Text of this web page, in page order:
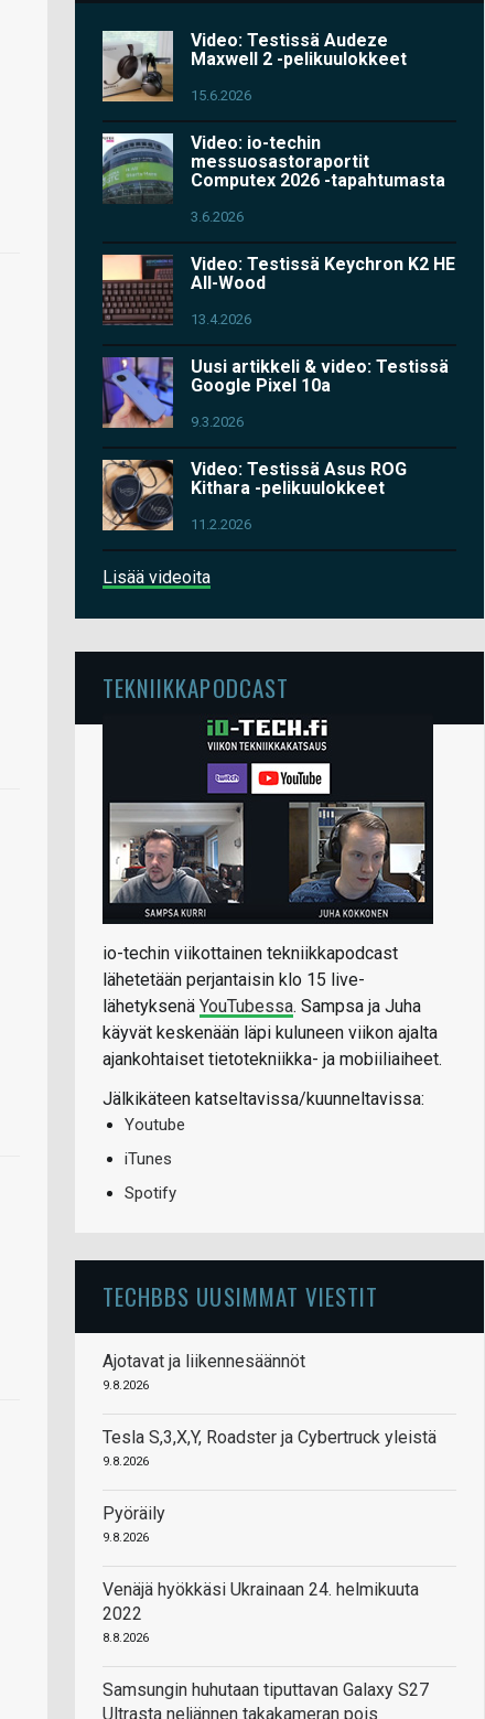
Video: Testissä Audeze
Maxwell 2 -pelikuulokkeet
15.6.2026
Video: io-techin
messuosastoraportit
Computex 2026 -tapahtumasta
3.6.2026
Video: Testissä Keychron K2 HE
All-Wood
13.4.2026
Uusi artikkeli & video: Testissä
Google Pixel 10a
9.3.2026
Video: Testissä Asus ROG
Kithara -pelikuulokkeet
11.2.2026
Lisää videoita
TEKNIIKKAPODCAST
io-techin viikottainen tekniikkapodcast
lähetetään perjantaisin klo 15 live-
lähetyksenä YouTubessa. Sampsa ja Juha
käyvät keskenään läpi kuluneen viikon ajalta
ajankohtaiset tietotekniikka- ja mobiiliaiheet.
Jälkikäteen katseltavissa/kuunneltavissa:
Youtube
iTunes
Spotify
TECHBBS UUSIMMAT VIESTIT
Ajotavat ja liikennesäännöt
9.8.2026
Tesla S,3,X,Y, Roadster ja Cybertruck yleistä
9.8.2026
Pyöräily
9.8.2026
Venäjä hyökkäsi Ukrainaan 24. helmikuuta
2022
8.8.2026
Samsungin huhutaan tiputtavan Galaxy S27
Ultrasta neljännen takakameran pois